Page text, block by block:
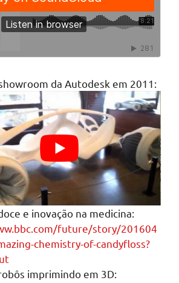
da Autodesk em 2011:
e inovação na medicina:
future/story/201604
chemistry-of-candyfloss?
imprimindo em 3D: